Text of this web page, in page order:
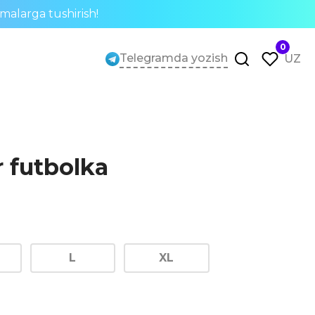
tushirish!
Telegramda yozish
0
UZ
futbolka
L XL